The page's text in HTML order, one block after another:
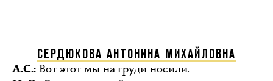
СЕРДЮКОВА АНТОНИНА МИХАЙЛОВНА
А.С.: Вот этот мы на груди носили.